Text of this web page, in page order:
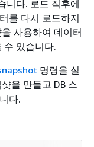
니다. 로드 직후에
를 다시 로드하지
사용하여 데이터
수 있습니다.
명령을 실
을 만들고 DB 스
다.